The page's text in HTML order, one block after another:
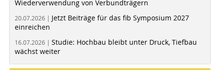
Wiederverwendung von Verbundträgern
20.07.2026 | Jetzt Beiträge für das fib Symposium 2027
einreichen
16.07.2026 | Studie: Hochbau bleibt unter Druck, Tiefbau
wächst weiter